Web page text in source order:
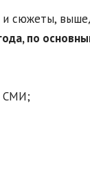
сюжеты,
по
СМИ;